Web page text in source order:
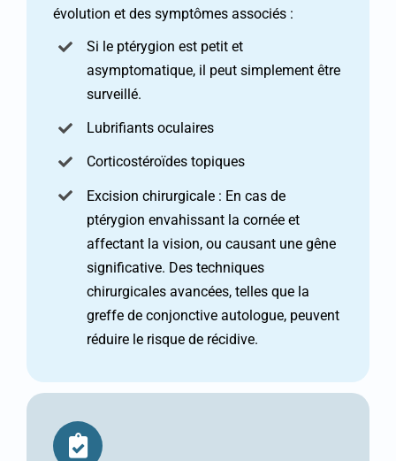
évolution et des symptômes associés :
Si le ptérygion est petit et
asymptomatique, il peut simplement être
surveillé.
Lubrifiants oculaires
Corticostéroïdes topiques
Excision chirurgicale : En cas de
ptérygion envahissant la cornée et
affectant la vision, ou causant une gêne
significative. Des techniques
chirurgicales avancées, telles que la
greffe de conjonctive autologue, peuvent
réduire le risque de récidive.